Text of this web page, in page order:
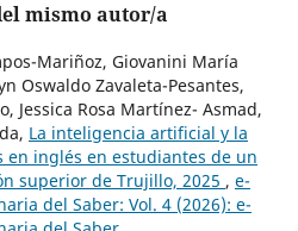
mismo autor/a
Mariñoz, Giovanini María
Oswaldo Zavaleta-Pesantes,
Jessica Rosa Martínez- Asmad,
La inteligencia artificial y la
en inglés en estudiantes de un
superior de Trujillo, 2025 , e-
del Saber: Vol. 4 (2026): e-